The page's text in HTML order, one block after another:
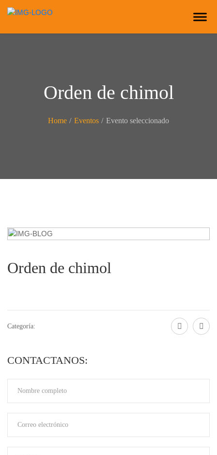
Orden de chimol
Home / Eventos / Evento seleccionado
Orden de chimol
Categoría:
CONTACTANOS: